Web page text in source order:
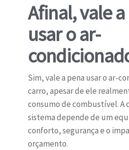
Afinal, vale
usar o ar-
Sim, vale a pena usar o ar-
carro, apesar de ele
consumo de combustível. A
sistema depende de um
conforto, segurança e o
orçamento.